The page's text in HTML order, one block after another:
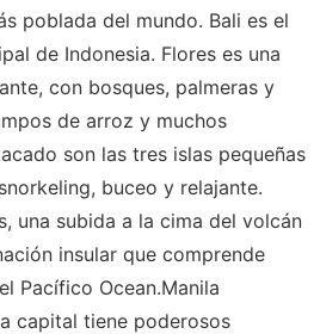
poblada del mundo. Bali es el
de Indonesia. Flores es una
con bosques, palmeras y
de arroz y muchos
son las tres islas pequeñas
buceo y relajante.
una subida a la cima del volcán
insular que comprende
Pacífico Ocean.Manila
capital tiene poderosos